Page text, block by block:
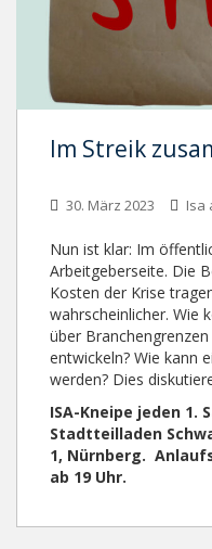
Im Streik
30. März 2023 Isa
Nun ist klar: Im
Arbeitgeberseite. Die
Kosten der Krise
wahrscheinlicher. Wie
über
entwickeln? Wie kann
werden? Dies
ISA-Kneipe jeden 1.
Stadtteilladen
1, Nürnberg.
ab 19 Uhr.